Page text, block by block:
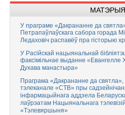
У праграме «Дакрананне да
Петрапаўлаўскага сабора горада
Ледаховіч распавёў пра гісторыю
У Расійскай нацыянальнай
факсімільнае выданне «Евангелле
Духава манастыра»
Праграма «Дакрананне да святла»,
тэлеканале «СТВ» пры
інфармацыйнага аддзела
лаўрэатам Нацыянальнага
«Тэлевяршыня»